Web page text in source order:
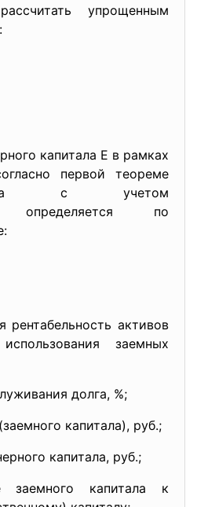
упрощенным
капитала Е в рамках
первой теореме
с учетом
определяется по
рентабельность активов
заемных
долга, %;
капитала), руб.;
капитала, руб.;
капитала к